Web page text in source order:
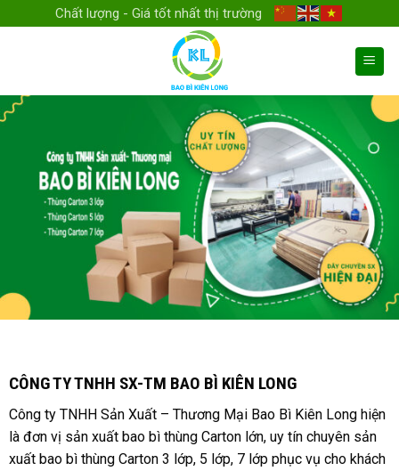
to
Chất lượng - Giá tốt nhất thị trường
CÔNG TY TNHH SX-TM BAO BÌ KIÊN LONG
Công ty TNHH Sản Xuất – Thương Mại Bao Bì Kiên Long hiện
là đơn vị sản xuất bao bì thùng Carton lớn, uy tín chuyên sản
xuất bao bì thùng Carton 3 lớp, 5 lớp, 7 lớp phục vụ cho khách